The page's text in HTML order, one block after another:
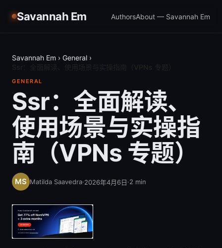
Savannah Em AuthorsAbout — Savannah Em
Savannah Em › General ›
GENERAL
Ssr：全面解读、
使用场景与实操指
南（VPNs 专题）
Matilda Saavedra·2026年4月6日·2 min